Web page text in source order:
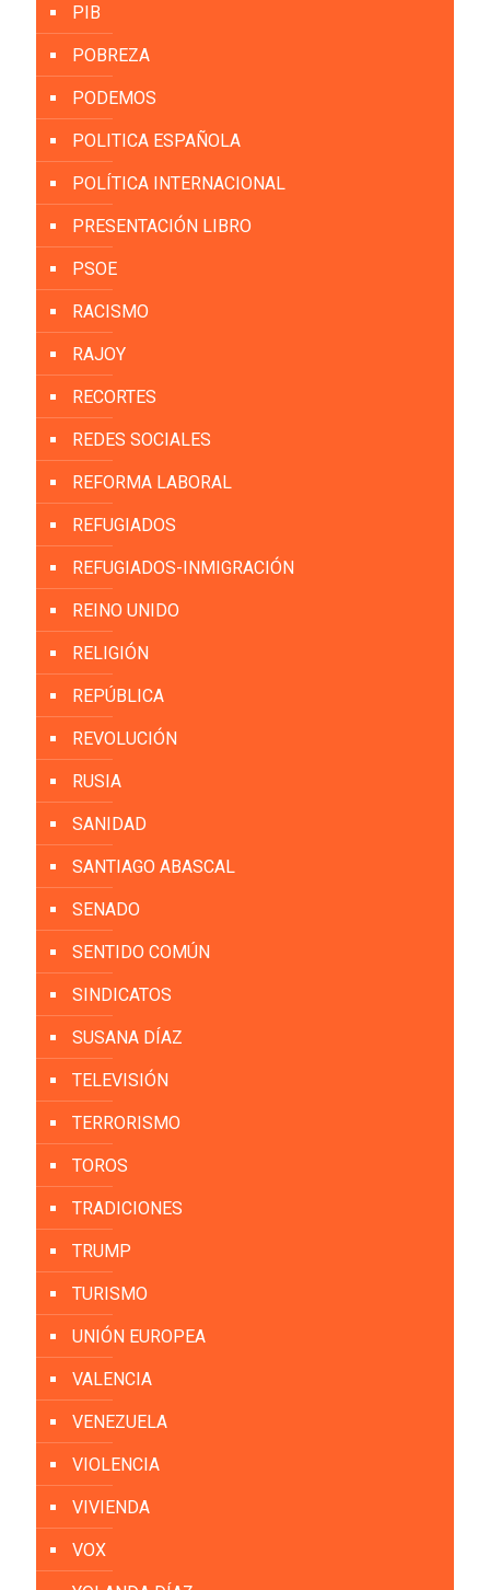
PIB
POBREZA
PODEMOS
POLITICA ESPAÑOLA
POLÍTICA INTERNACIONAL
PRESENTACIÓN LIBRO
PSOE
RACISMO
RAJOY
RECORTES
REDES SOCIALES
REFORMA LABORAL
REFUGIADOS
REFUGIADOS-INMIGRACIÓN
REINO UNIDO
RELIGIÓN
REPÚBLICA
REVOLUCIÓN
RUSIA
SANIDAD
SANTIAGO ABASCAL
SENADO
SENTIDO COMÚN
SINDICATOS
SUSANA DÍAZ
TELEVISIÓN
TERRORISMO
TOROS
TRADICIONES
TRUMP
TURISMO
UNIÓN EUROPEA
VALENCIA
VENEZUELA
VIOLENCIA
VIVIENDA
VOX